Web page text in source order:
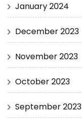
January 2024
December 2023
November 2023
October 2023
September 2023